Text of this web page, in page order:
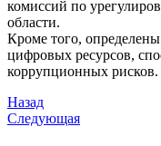
комиссий по
области.
Кроме того,
цифровых ресурсов,
коррупционных рисков.
Назад
Следующая